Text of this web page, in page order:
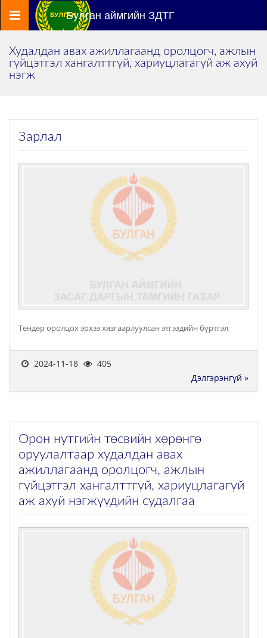
Цэс Булган аймгийн ЗДТГ
Худалдан авах ажиллагаанд оролцогч, ажлын
гүйцэтгэл хангалттгүй, хариуцлагагүй аж ахуй
нэгж
Зарлал
Тендер оролцох эрхээ хязгаарлуулсан этгээдийн бүртгэл
2024-11-18
405
Дэлгэрэнгүй »
Орон нутгийн төсвийн хөрөнгө
оруулалтаар худалдан авах
ажиллагаанд оролцогч, ажлын
гүйцэтгэл хангалттгүй, хариуцлагагүй
аж ахуй нэгжүүдийн судалгаа